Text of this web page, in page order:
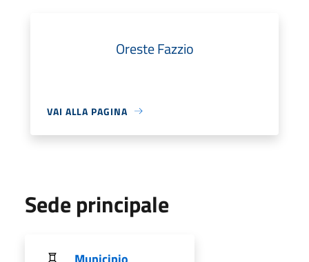
Oreste Fazzio
VAI ALLA PAGINA
Sede principale